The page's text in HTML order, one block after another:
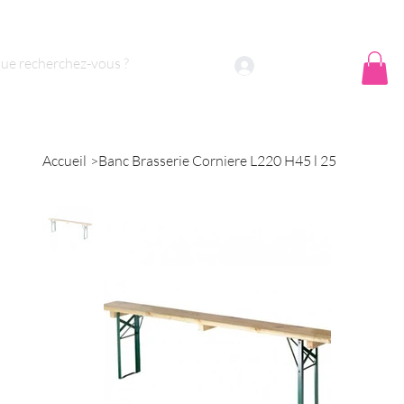
nous ?
Accueil >Banc Brasserie Corniere L220 H45 l 25